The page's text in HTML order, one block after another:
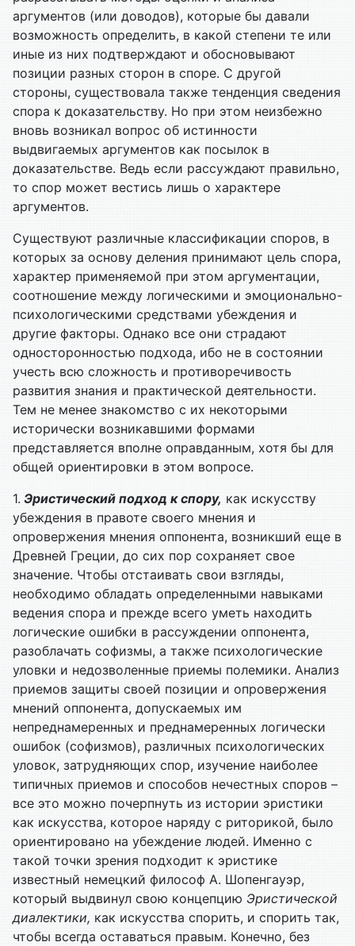
аргументов (или доводов), которые бы давали
возможность определить, в какой степени те или
иные из них подтверждают и обосновывают
позиции разных сторон в споре. С другой
стороны, существовала также тенденция сведения
спора к доказательству. Но при этом неизбежно
вновь возникал вопрос об истинности
выдвигаемых аргументов как посылок в
доказательстве. Ведь если рассуждают правильно,
то спор может вестись лишь о характере
аргументов.
Существуют различные классификации споров, в
которых за основу деления принимают цель спора,
характер применяемой при этом аргументации,
соотношение между логическими и эмоционально-
психологическими средствами убеждения и
другие факторы. Однако все они страдают
односторонностью подхода, ибо не в состоянии
учесть всю сложность и противоречивость
развития знания и практической деятельности.
Тем не менее знакомство с их некоторыми
исторически возникавшими формами
представляется вполне оправданным, хотя бы для
общей ориентировки в этом вопросе.
1. Эристический подход к спору, как искусству
убеждения в правоте своего мнения и
опровержения мнения оппонента, возникший еще в
Древней Греции, до сих пор сохраняет свое
значение. Чтобы отстаивать свои взгляды,
необходимо обладать определенными навыками
ведения спора и прежде всего уметь находить
логические ошибки в рассуждении оппонента,
разоблачать софизмы, а также психологические
уловки и недозволенные приемы полемики. Анализ
приемов защиты своей позиции и опровержения
мнений оппонента, допускаемых им
непреднамеренных и преднамеренных логически
ошибок (софизмов), различных психологических
уловок, затрудняющих спор, изучение наиболее
типичных приемов и способов нечестных споров –
все это можно почерпнуть из истории эристики
как искусства, которое наряду с риторикой, было
ориентировано на убеждение людей. Именно с
такой точки зрения подходит к эристике
известный немецкий философ А. Шопенгауэр,
который выдвинул свою концепцию Эристической
диалектики, как искусства спорить, и спорить так,
чтобы всегда оставаться правым. Конечно, без